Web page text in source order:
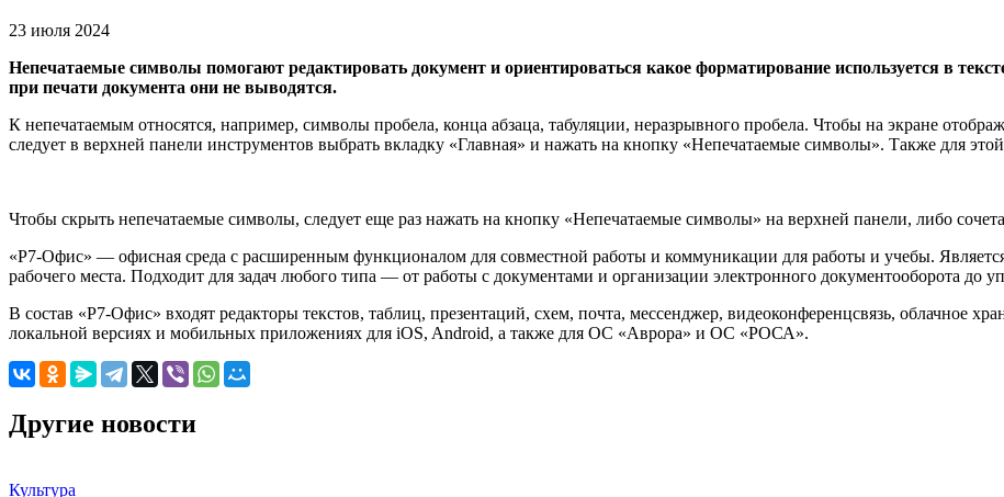
23 июля 2024
Непечатаемые символы помогают редактировать документ и ориентироваться какое форматирование используется в
при печати документа они не выводятся.
К непечатаемым относятся, например, символы пробела, конца абзаца, табуляции, неразрывного пробела. Чтобы на экране
следует в верхней панели инструментов выбрать вкладку «Главная» и нажать на кнопку «Непечатаемые символы». Также для
Чтобы скрыть непечатаемые символы, следует еще раз нажать на кнопку «Непечатаемые символы» на верхней панели, либо
«Р7-Офис» — офисная среда с расширенным функционалом для совместной работы и коммуникации для работы и учебы.
рабочего места. Подходит для задач любого типа — от работы с документами и организации электронного документооборота до
В состав «Р7-Офис» входят редакторы текстов, таблиц, презентаций, схем, почта, мессенджер, видеоконференцсвязь, облачное
локальной версиях и мобильных приложениях для iOS, Android, а также для ОС «Аврора» и ОС «РОСА».
Другие новости
Культура